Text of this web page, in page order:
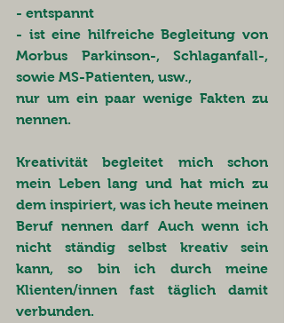
- entspannt
- ist eine hilfreiche Begleitung von
Morbus Parkinson-, Schlaganfall-,
sowie MS-Patienten, usw.,
nur um ein paar wenige Fakten zu
nennen.
Kreativität begleitet mich schon
mein Leben lang und hat mich zu
dem inspiriert, was ich heute meinen
Beruf nennen darf Auch wenn ich
nicht ständig selbst kreativ sein
kann, so bin ich durch meine
Klienten/innen fast täglich damit
verbunden.